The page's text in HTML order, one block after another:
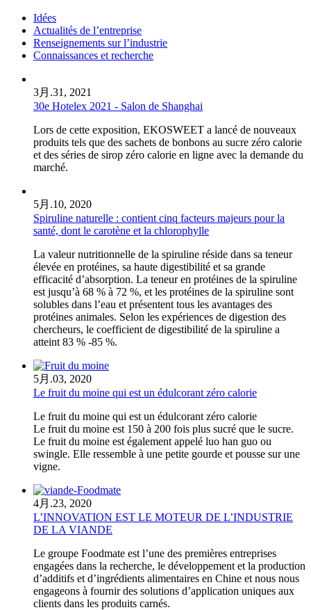
Idées
Actualités de l’entreprise
Renseignements sur l’industrie
Connaissances et recherche
3月.31, 2021
30e Hotelex 2021 - Salon de Shanghai
Lors de cette exposition, EKOSWEET a lancé de nouveaux
produits tels que des sachets de bonbons au sucre zéro calorie
et des séries de sirop zéro calorie en ligne avec la demande du
marché.
5月.10, 2020
Spiruline naturelle : contient cinq facteurs majeurs pour la
santé, dont le carotène et la chlorophylle
La valeur nutritionnelle de la spiruline réside dans sa teneur
élevée en protéines, sa haute digestibilité et sa grande
efficacité d’absorption. La teneur en protéines de la spiruline
est jusqu’à 68 % à 72 %, et les protéines de la spiruline sont
solubles dans l’eau et présentent tous les avantages des
protéines animales. Selon les expériences de digestion des
chercheurs, le coefficient de digestibilité de la spiruline a
atteint 83 % -85 %.
5月.03, 2020
Le fruit du moine qui est un édulcorant zéro calorie
Le fruit du moine qui est un édulcorant zéro calorie
Le fruit du moine est 150 à 200 fois plus sucré que le sucre.
Le fruit du moine est également appelé luo han guo ou
swingle. Elle ressemble à une petite gourde et pousse sur une
vigne.
4月.23, 2020
L’INNOVATION EST LE MOTEUR DE L’INDUSTRIE
DE LA VIANDE
Le groupe Foodmate est l’une des premières entreprises
engagées dans la recherche, le développement et la production
d’additifs et d’ingrédients alimentaires en Chine et nous nous
engageons à fournir des solutions d’application uniques aux
clients dans les produits carnés.